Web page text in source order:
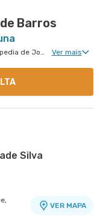
Barros
Cirurgia de Joelho, Ortopedia de Coluna, Ortopedia de Joelho, Ortopedia Geral Ver mais
Silva
VER MAPA